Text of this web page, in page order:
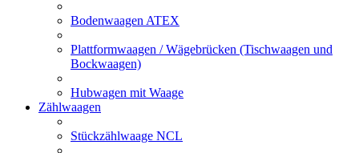
Bodenwaagen ATEX
Plattformwaagen / Wägebrücken (Tischwaagen und
Bockwaagen)
Hubwagen mit Waage
Zählwaagen
Stückzählwaage NCL